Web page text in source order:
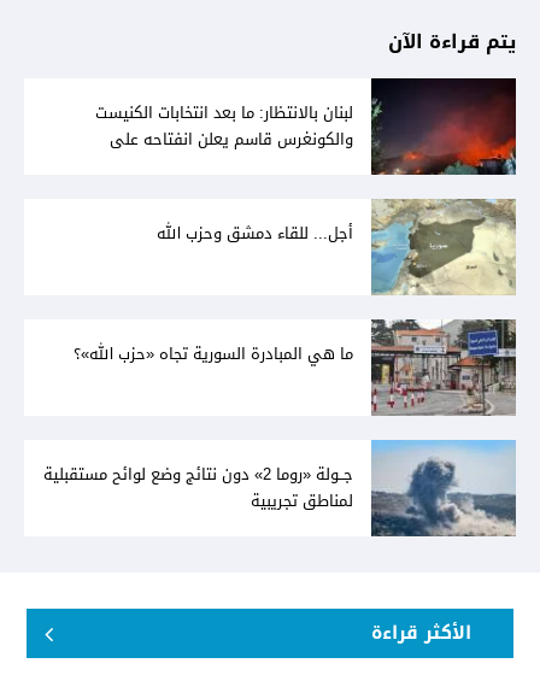
يتم قراءة الآن
لبنان بالانتظار: ما بعد انتخابات الكنيست
والكونغرس قاسم يعلن انفتاحه على
أجل... للقاء دمشق وحزب الله
ما هي المبادرة السورية تجاه «حزب الله»؟
جــولة «روما 2» دون نتائج وضع لوائح مستقبلية
لمناطق تجريبية
الأكثر قراءة